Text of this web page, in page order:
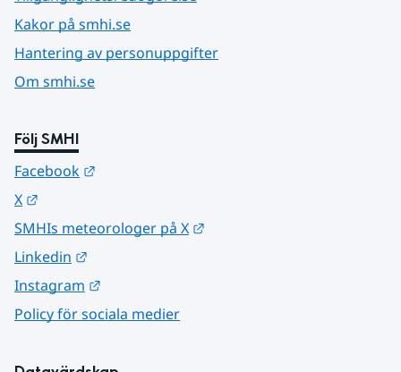
Kakor på smhi.se
Hantering av personuppgifter
Om smhi.se
Följ SMHI
Facebook
X
SMHIs meteorologer på X
Linkedin
Instagram
Policy för sociala medier